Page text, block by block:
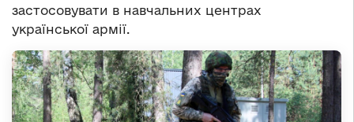
застосовувати в навчальних центрах
української армії.